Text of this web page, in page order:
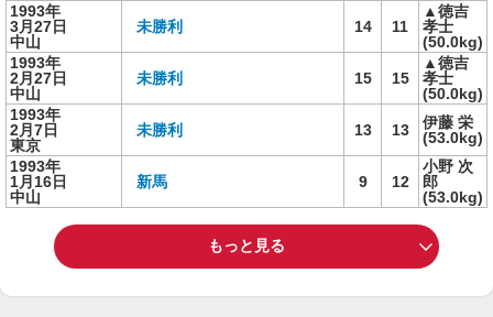
1993年
3月27日
中山
未勝利 14 11
▲徳吉
孝士
(50.0kg)
1993年
2月27日
中山
未勝利 15 15
▲徳吉
孝士
(50.0kg)
1993年
2月7日
東京
未勝利 13 13
伊藤 栄
(53.0kg)
1993年
1月16日
中山
新馬 9 12
小野 次
郎
(53.0kg)
もっと見る